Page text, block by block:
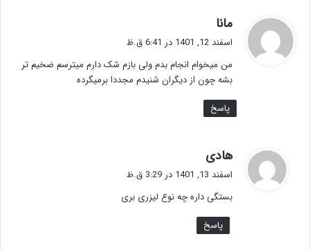
مانا
:
اسفند 12, 1401 در 6:41 ق.ظ
من‌ میخوام انجام بدم ولی بازم شک دارم میترسم ضخیم تر
بشه چون از دیگران شنیدم مجددا برمیگرده
پاسخ
هادی
ف
:
اسفند 13, 1401 در 3:29 ق.ظ
بستگی داره چه نوع لیزری بری
پاسخ